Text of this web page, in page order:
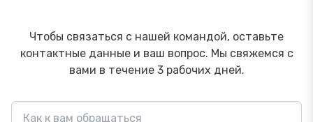
Чтобы связаться с нашей командой, оставьте
контактные данные и ваш вопрос. Мы свяжемся с
вами в течение 3 рабочих дней.